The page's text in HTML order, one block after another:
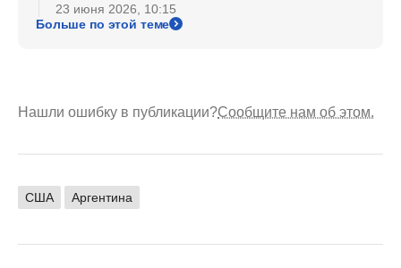
23 июня 2026, 10:15
Больше по этой теме
Нашли ошибку в публикации?Сообщите нам об этом.
США Аргентина